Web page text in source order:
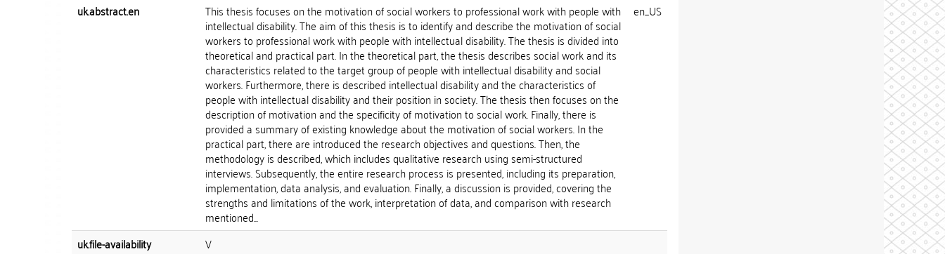
uk.abstract.en This thesis focuses on the motivation of social workers to professional work with people with
intellectual disability. The aim of this thesis is to identify and describe the motivation of social
workers to professional work with people with intellectual disability. The thesis is divided into
theoretical and practical part. In the theoretical part, the thesis describes social work and its
characteristics related to the target group of people with intellectual disability and social
workers. Furthermore, there is described intellectual disability and the characteristics of
people with intellectual disability and their position in society. The thesis then focuses on the
description of motivation and the specificity of motivation to social work. Finally, there is
provided a summary of existing knowledge about the motivation of social workers. In the
practical part, there are introduced the research objectives and questions. Then, the
methodology is described, which includes qualitative research using semi-structured
interviews. Subsequently, the entire research process is presented, including its preparation,
implementation, data analysis, and evaluation. Finally, a discussion is provided, covering the
strengths and limitations of the work, interpretation of data, and comparison with research
mentioned...
en_US
uk.file-availability
V